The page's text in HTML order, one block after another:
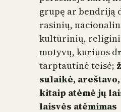
grupę ar bendriją
rasinių,
kultūrinių,
motyvų, kuriuos
tarptautinė teisė;
sulaikė,
kitaip atėmė jų
laisvės atėmimas